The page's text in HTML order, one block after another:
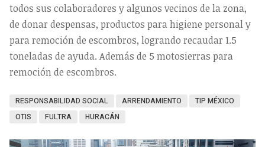
todos sus colaboradores y algunos vecinos de la zona,
de donar despensas, productos para higiene personal y
para remoción de escombros, logrando recaudar 1.5
toneladas de ayuda. Además de 5 motosierras para
remoción de escombros.
RESPONSABILIDAD SOCIAL ARRENDAMIENTO
TIP MÉXICO
OTIS
FULTRA HURACÁN